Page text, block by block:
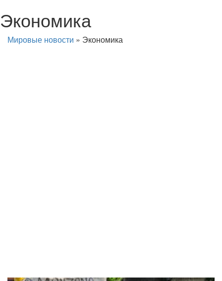
Экономика
Мировые новости » Экономика